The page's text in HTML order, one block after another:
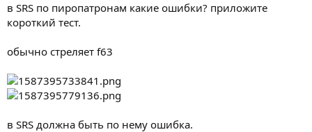
в SRS по пиропатронам какие ошибки? приложите
короткий тест.
обычно стреляет f63
в SRS должна быть по нему ошибка.